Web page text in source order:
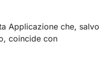
Applicazione che, salvo
coincide con